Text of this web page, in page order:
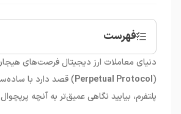
فهرست
•پرپچوال پروتکل چیست؟
•ارزدیجیتال PERP چیست؟
کاربردهای ارزدیجیتال PERP چیست؟
• بهترین صرافی برای خرید PERP
دنیای معاملات ارز دیجیتال فرصت‌های
(
Perpetual Protocol) قصد دارد با
پلتفرم، بیایید نگاهی عمیق‌تر به آنچه